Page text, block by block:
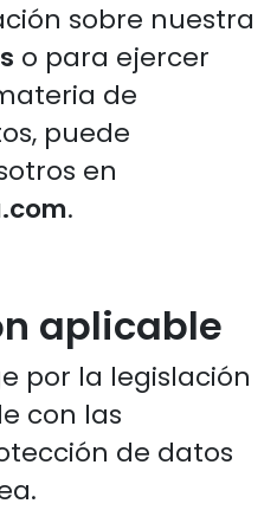
sobre nuestra
o para ejercer
de
puede
en
.
aplicable
por la legislación
con las
de datos